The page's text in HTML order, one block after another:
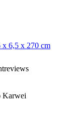
x 6,5 x 270 cm
Karwei